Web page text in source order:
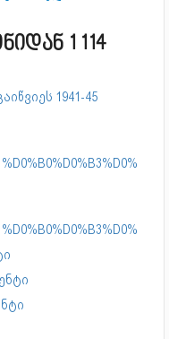
1 114
1941-45